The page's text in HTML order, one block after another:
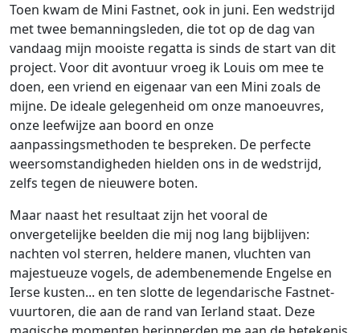
Toen kwam de Mini Fastnet, ook in juni. Een wedstrijd
met twee bemanningsleden, die tot op de dag van
vandaag mijn mooiste regatta is sinds de start van dit
project. Voor dit avontuur vroeg ik Louis om mee te
doen, een vriend en eigenaar van een Mini zoals de
mijne. De ideale gelegenheid om onze manoeuvres,
onze leefwijze aan boord en onze
aanpassingsmethoden te bespreken. De perfecte
weersomstandigheden hielden ons in de wedstrijd,
zelfs tegen de nieuwere boten.
Maar naast het resultaat zijn het vooral de
onvergetelijke beelden die mij nog lang bijblijven:
nachten vol sterren, heldere manen, vluchten van
majestueuze vogels, de adembenemende Engelse en
Ierse kusten... en ten slotte de legendarische Fastnet-
vuurtoren, die aan de rand van Ierland staat. Deze